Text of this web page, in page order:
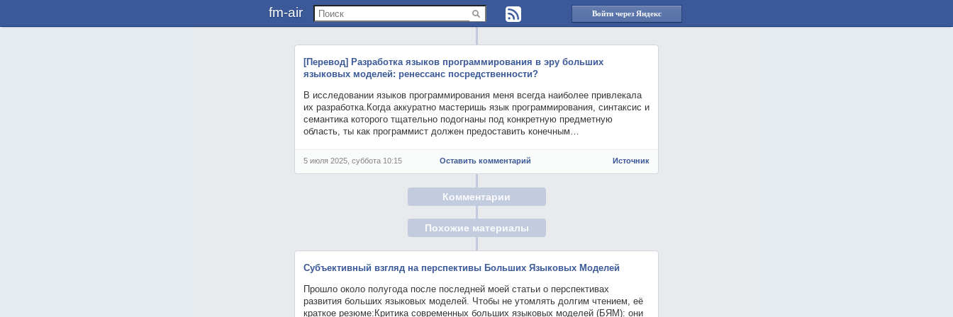
fm-air Войти через Яндекс
[Перевод] Разработка языков программирования в эру больших
языковых моделей: ренессанс посредственности?
В исследовании языков программирования меня всегда наиболее привлекала
их разработка.Когда аккуратно мастеришь язык программирования, синтаксис и
семантика которого тщательно подогнаны под конкретную предметную
область, ты как программист должен предоставить конечным…
5 июля 2025, суббота 10:15 Оставить комментарий Источник
Комментарии
Похожие материалы
Субъективный взгляд на перспективы Больших Языковых Моделей
Прошло около полугода после последней моей статьи о перспективах
развития больших языковых моделей. Чтобы не утомлять долгим чтением, её
краткое резюме:Критика современных больших языковых моделей (БЯМ): они